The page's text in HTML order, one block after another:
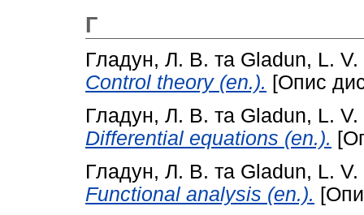
Г
Гладун, Л. В. та Gladun, L. V.
Control theory (en.). [Опис
Гладун, Л. В. та Gladun, L. V.
Differential equations (en.).
Гладун, Л. В. та Gladun, L. V.
Functional analysis (en.).